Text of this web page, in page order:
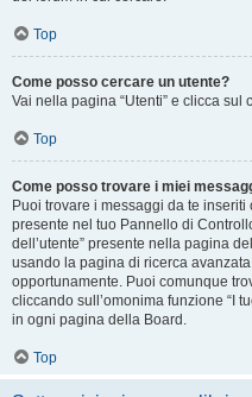
Top
Come posso cercare un utente?
Vai nella pagina “Utenti” e clicca sul
Top
Come posso trovare i miei
Puoi trovare i messaggi da te inseriti
presente nel tuo Pannello di
dell’utente” presente nella pagina
usando la pagina di ricerca
opportunamente. Puoi comunque
cliccando sull’omonima funzione “I
in ogni pagina della Board.
Top